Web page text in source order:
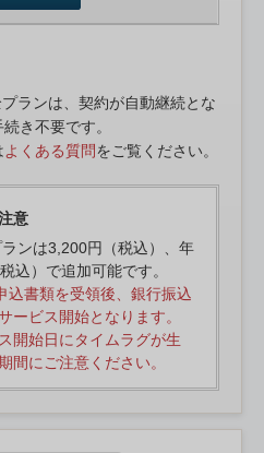
ランは、契約が自動継続とな
き不要です。
よくある質問をご覧ください。
意
ンは3,200円（税込）、年
込）で追加可能です。
込書類を受領後、銀行振込
ービス開始となります。
開始日にタイムラグが生
間にご注意ください。